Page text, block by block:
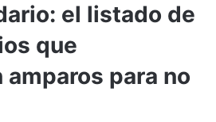
el listado de
que
para no